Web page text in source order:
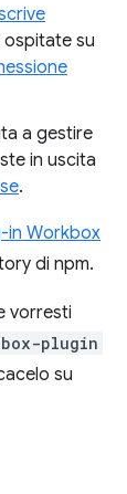
ospitate su
a gestire
in uscita
.
in Workbox
di npm.
vorresti
plugin
su